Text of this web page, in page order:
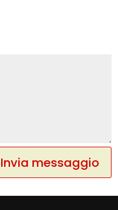
Invia messaggio